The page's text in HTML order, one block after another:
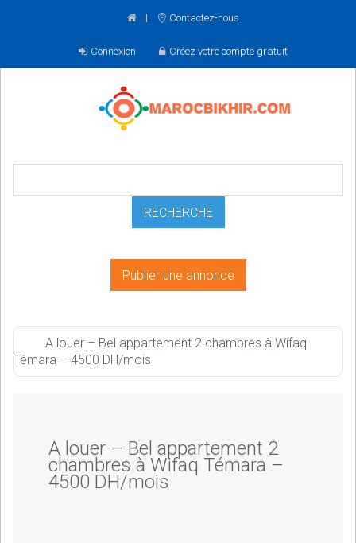
Contactez-nous
Connexion Créez votre compte gratuit
Publier une annonce
A louer – Bel appartement 2 chambres à Wifaq
Témara – 4500 DH/mois
A louer – Bel appartement 2
chambres à Wifaq Témara –
4500 DH/mois